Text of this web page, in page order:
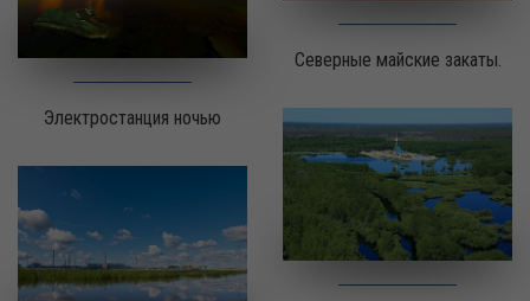
Электростанция ночью
Северные майские закаты.